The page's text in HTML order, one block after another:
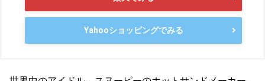
Yahooショッピングでみる